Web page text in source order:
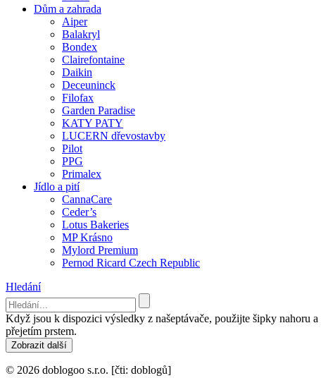
Dům a zahrada
Aiper
Balakryl
Bondex
Clairefontaine
Daikin
Deceuninck
Filofax
Garden Paradise
KATY PATY
LUCERN dřevostavby
Pilot
PPG
Primalex
Jídlo a pití
CannaCare
Ceder’s
Lotus Bakeries
MP Krásno
Mylord Premium
Pernod Ricard Czech Republic
Hledání
Když jsou k dispozici výsledky z našeptávače, použijte šipky nahoru
přejetím prstem.
Zobrazit další
© 2026 doblogoo s.r.o. [čti: doblogů]